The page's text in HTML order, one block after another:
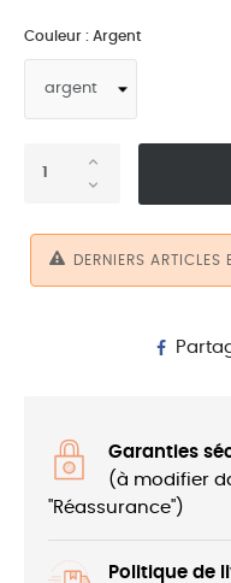
Couleur : Argent
DERNIERS ARTICLES
Garanties
(à modifier
"Réassurance")
Politique de